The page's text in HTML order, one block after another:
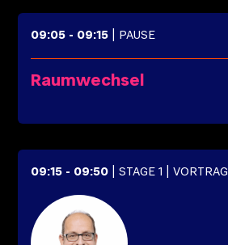
09:05 - 09:15 | PAUSE
Raumwechsel
09:15 - 09:50 | STAGE 1 | VORTRAG